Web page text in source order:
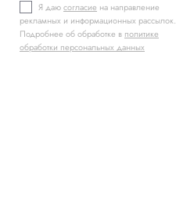
Я даюсогласие на направление
рекламных и информационных рассылок.
Подробнее об обработке в политике
обработки персональных данных